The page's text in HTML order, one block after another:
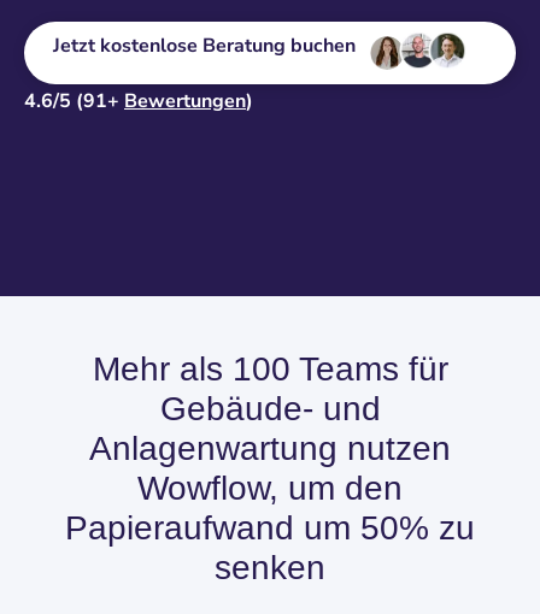
Jetzt kostenlose Beratung buchen
4.6/5 (91+ Bewertungen)
Mehr als 100 Teams für
Gebäude- und
Anlagenwartung nutzen
Wowflow, um den
Papieraufwand um 50% zu
senken